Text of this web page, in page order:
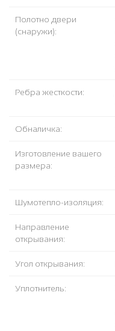
Полотно двери
(снаружи):
Ребра жесткости:
Обналичка:
Изготовление вашего
размера:
Шумотепло-изоляция:
Направление
открывания:
Угол открывания:
Уплотнитель: